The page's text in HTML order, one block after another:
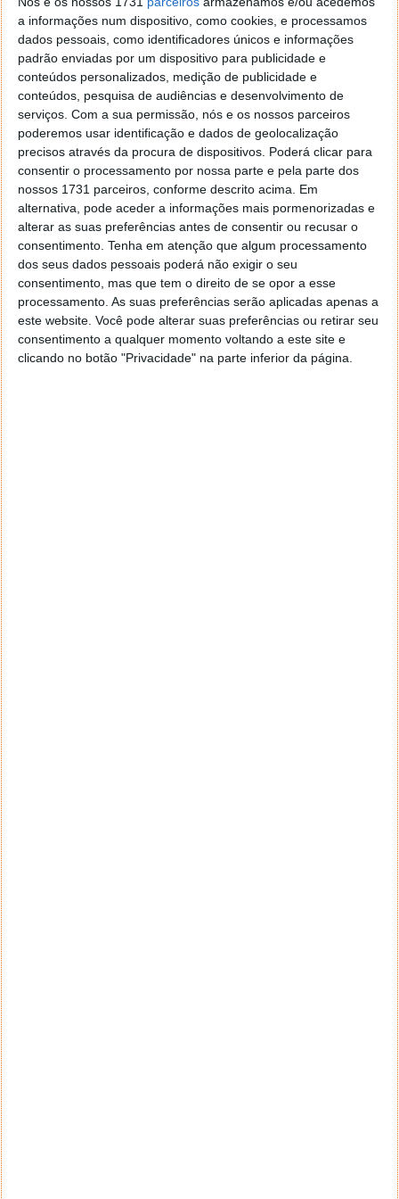
a informações num dispositivo, como cookies, e processamos
dados pessoais, como identificadores únicos e informações
padrão enviadas por um dispositivo para publicidade e
conteúdos personalizados, medição de publicidade e
conteúdos, pesquisa de audiências e desenvolvimento de
serviços. Com a sua permissão, nós e os nossos parceiros
poderemos usar identificação e dados de geolocalização
precisos através da procura de dispositivos. Poderá clicar para
consentir o processamento por nossa parte e pela parte dos
nossos 1731 parceiros, conforme descrito acima. Em
alternativa, pode aceder a informações mais pormenorizadas e
alterar as suas preferências antes de consentir ou recusar o
consentimento. Tenha em atenção que algum processamento
dos seus dados pessoais poderá não exigir o seu
consentimento, mas que tem o direito de se opor a esse
processamento. As suas preferências serão aplicadas apenas a
este website. Você pode alterar suas preferências ou retirar seu
consentimento a qualquer momento voltando a este site e
clicando no botão "Privacidade" na parte inferior da página.
deveria considerar alterações de padrões de
consumo em outros sectores, como por exemplo a
mobilidade.
Este artigo tem mais de um ano
Acompanhe o Pplware no Google Notícias
Proponha uma correção, faça uma sugestão
Autor:Pedro Pinto